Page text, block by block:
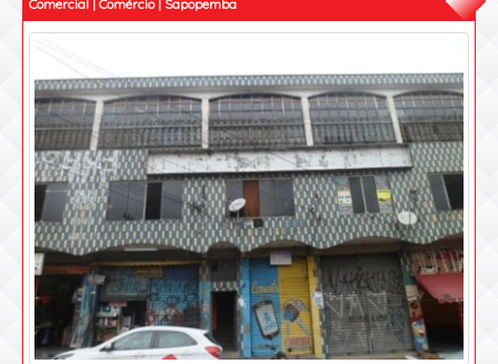
Comercial | Comércio | Sapopemba